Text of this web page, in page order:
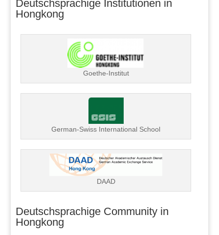
Deutschsprachige Institutionen in
Hongkong
Goethe-Institut
German-Swiss International School
DAAD
Deutschsprachige Community in
Hongkong